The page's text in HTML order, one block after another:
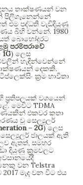
තාක්ෂණයන් වන
පිලිගැනෙන්නේ
එම පද්ධති වැඩිදියුණු
බිහි වන්නේ. 1980
බොහෝදුරට
පරම්පරාවේ
1G) ලෙස
හැඳින්වෙන්නේ
දෙකකි.
ක්‍රම භාවිතා
ප්‍රතිපලයක් වශයෙන්
. මෙවිට TDMA
එකවර කතා
වූ සෙල්‍යුලර්
– 2G)ලෙස
සෙල්‍යුලර් ජාලයක් ඇති
ඇතත්, සමහර
දියුණු ක්‍රමවලට
වන Telstra
2017 මැද වන විට එය